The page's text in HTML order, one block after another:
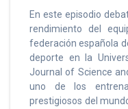
En este episodio
rendimiento del
federación española
deporte en la
Journal of Science
uno de los
prestigiosos del